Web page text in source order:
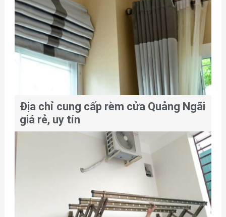
Địa chỉ cung cấp rèm cửa Quảng Ngãi
giá rẻ, uy tín